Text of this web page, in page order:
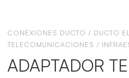
CONEXIONES DUCTO / DUCTO
TELECOMUNICACIONES /
ADAPTADOR